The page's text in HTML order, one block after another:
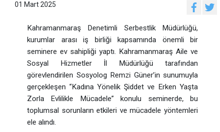
01 Mart 2025
Kahramanmaraş Denetimli Serbestlik Müdürlüğü,
kurumlar arası iş birliği kapsamında önemli bir
seminere ev sahipliği yaptı. Kahramanmaraş Aile ve
Sosyal Hizmetler İl Müdürlüğü tarafından
görevlendirilen Sosyolog Remzi Güner’in sunumuyla
gerçekleşen “Kadına Yönelik Şiddet ve Erken Yaşta
Zorla Evlilikle Mücadele” konulu seminerde, bu
toplumsal sorunların etkileri ve mücadele yöntemleri
ele alındı.